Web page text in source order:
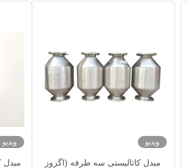
ویدیو
مبدل کاتالیستی سه طرفه (اگزوز
ویدیو
مبدل